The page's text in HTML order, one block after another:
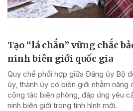
Tạo “lá chắn” vững chắc
ninh biên giới quốc gia
Quy chế phối hợp giữa Đảng ủy Bộ
ủy, thành ủy có biên giới nhằm nâng
công tác biên phòng, đáp ứng yêu
ninh biên giới trong tình hình mới.